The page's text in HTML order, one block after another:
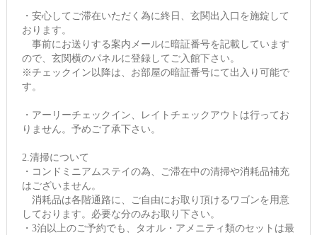
・安心してご滞在いただく為に終日、玄関出入口を施錠して
おります。
事前にお送りする案内メールに暗証番号を記載しています
ので、玄関横のパネルに登録してご入館下さい。
※チェックイン以降は、お部屋の暗証番号にて出入り可能で
す。
・アーリーチェックイン、レイトチェックアウトは行ってお
りません。予めご了承下さい。
2.清掃について
・コンドミニアムステイの為、ご滞在中の清掃や消耗品補充
はございません。
消耗品は各階通路に、ご自由にお取り頂けるワゴンを用意
しております。必要な分のみお取り下さい。
・3泊以上のご予約でも、タオル・アメニティ類のセットは最